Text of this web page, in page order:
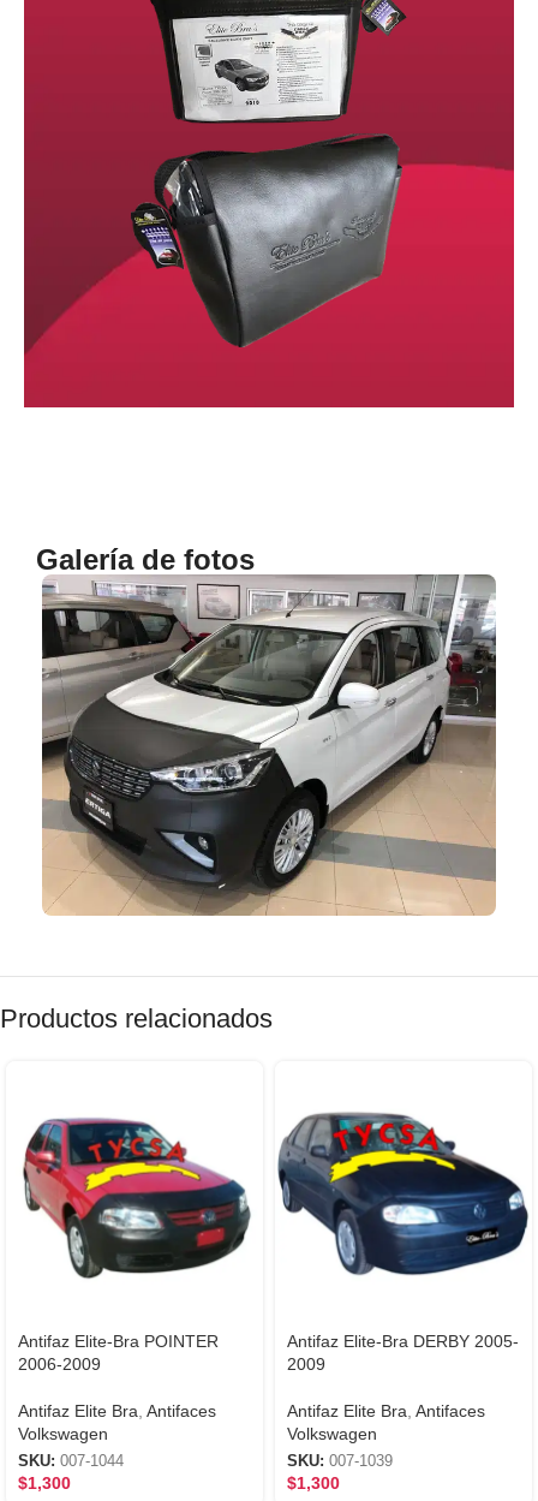
Galería de fotos
Productos relacionados
Antifaz Elite-Bra POINTER
2006-2009
Antifaz Elite Bra Antifaces
Volkswagen
SKU: 007-1044
$1,300
Antifaz Elite-Bra DERBY 2005-
2009
Antifaz Elite Bra Antifaces
Volkswagen
SKU: 007-1039
$1,300